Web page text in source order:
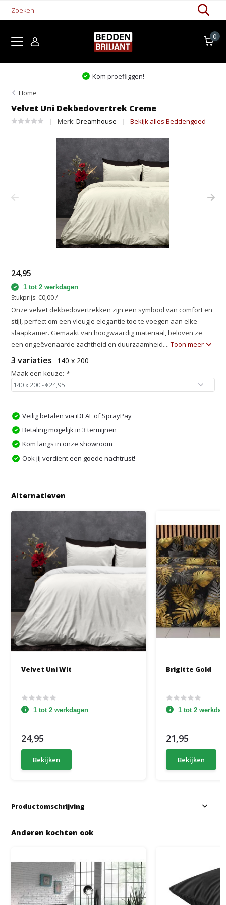
0
Kom proefliggen!
Home
Velvet Uni Dekbedovertrek Creme
Merk:Dreamhouse Bekijk alles Beddengoed
24,95
1 tot 2 werkdagen
Stukprijs:€0,00/
Onze velvet dekbedovertrekken zijn een symbool van comfort en
stijl, perfect om een vleugje elegantie toe te voegen aan elke
slaapkamer. Gemaakt van hoogwaardig materiaal, beloven ze
een ongeëvenaarde zachtheid en duurzaamheid....Toon meer
3 variaties 140 x 200
Maak een keuze: *
Veilig betalen via iDEAL of SprayPay
Betaling mogelijk in 3 termijnen
Kom langs in onze showroom
Ook jij verdient een goede nachtrust!
Alternatieven
Velvet Uni Wit
1 tot 2 werkdagen
24,95
Bekijken
Brigitte Gold
1 tot 2
21,95
Bekijken
Productomschrijving
Anderen kochten ook